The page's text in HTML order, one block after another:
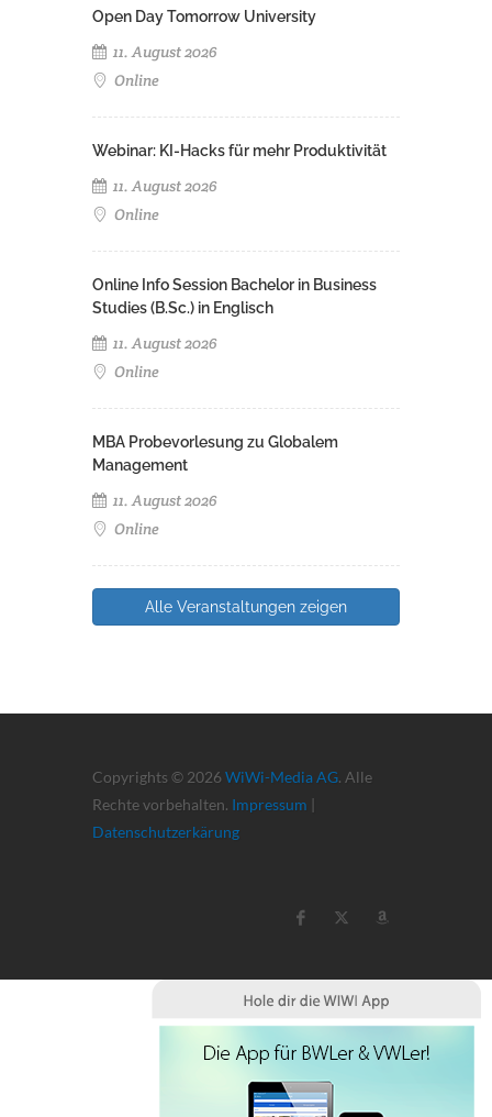
Open Day Tomorrow University
11. August 2026
Online
Webinar: KI-Hacks für mehr Produktivität
11. August 2026
Online
Online Info Session Bachelor in Business
Studies (B.Sc.) in Englisch
11. August 2026
Online
MBA Probevorlesung zu Globalem
Management
11. August 2026
Online
Alle Veranstaltungen zeigen
Copyrights © 2026 WiWi-Media AG. Alle
Rechte vorbehalten. Impressum |
Datenschutzerkärung